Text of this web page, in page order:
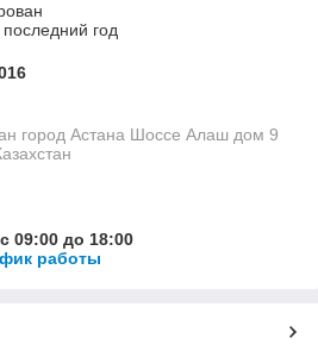
год
город Астана Шоссе Алаш дом 9
09:00 до 18:00
работы